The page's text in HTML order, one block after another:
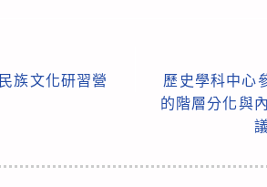
族文化研習營
歷史學科中心
的階層分化與